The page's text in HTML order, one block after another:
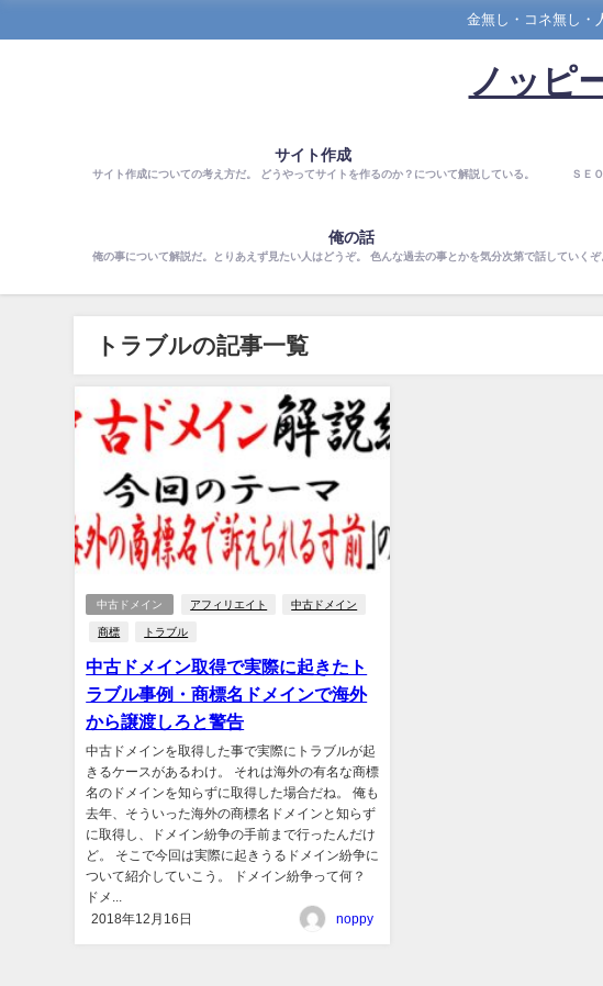
金無し・コネ無し・
ノッピ
サイト作成
サイト作成についての考え方だ。 どうやってサイトを作るのか？について解説している。 ＳＥ
俺の話
俺の事について解説だ。とりあえず見たい人はどうぞ。 色んな過去の事とかを気分次第で話していくぞ
トラブルの記事一覧
中古ドメイン アフィリエイト 中古ドメイン
商標 トラブル
中古ドメイン取得で実際に起きたト
ラブル事例・商標名ドメインで海外
から譲渡しろと警告
中古ドメインを取得した事で実際にトラブルが起
きるケースがあるわけ。 それは海外の有名な商標
名のドメインを知らずに取得した場合だね。 俺も
去年、そういった海外の商標名ドメインと知らず
に取得し、ドメイン紛争の手前まで行ったんだけ
ど。 そこで今回は実際に起きうるドメイン紛争に
ついて紹介していこう。 ドメイン紛争って何？
ドメ...
2018年12月16日
noppy